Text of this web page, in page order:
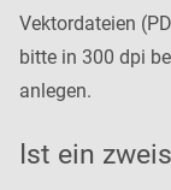
Vektordateien
bitte in 300 dpi
anlegen.
Ist ein